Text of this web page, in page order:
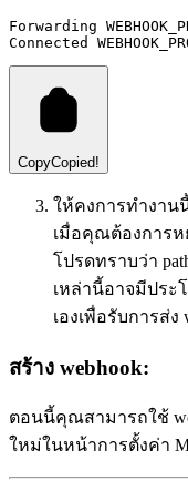
Forwarding
Connected
CopyCopied!
ให้คงการทำงา
เมื่อคุณต้องการห
โปรดทราบว่า
เหล่านี้อาจมีปร
เองเพื่อรับการส่ง
สร้าง webhook:
ตอนนี้คุณสามารถใช้
ใหม่ในหน้าการตั้งค่า